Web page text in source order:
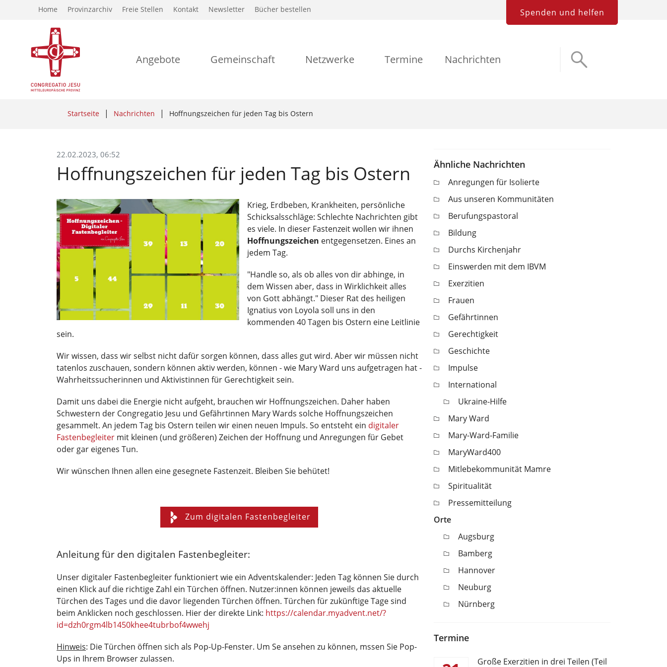
Home Provinzarchiv Freie Stellen Kontakt Newsletter Bücher bestellen Spenden und helfen
Angebote Gemeinschaft Netzwerke Termine Nachrichten
Startseite Nachrichten Hoffnungszeichen für jeden Tag bis Ostern
22.02.2023, 06:52
Hoffnungszeichen für jeden Tag bis Ostern
Krieg, Erdbeben, Krankheiten, persönliche
Schicksalsschläge: Schlechte Nachrichten gibt
es viele. In dieser Fastenzeit wollen wir ihnen
Hoffnungszeichen entgegensetzen. Eines an
jedem Tag.
"Handle so, als ob alles von dir abhinge, in
dem Wissen aber, dass in Wirklichkeit alles
von Gott abhängt." Dieser Rat des heiligen
Ignatius von Loyola soll uns in den
kommenden 40 Tagen bis Ostern eine Leitlinie
sein.
Wir wissen, dass wir selbst nicht dafür sorgen können, dass alles gut wird. Aber wir müssen nicht
tatenlos zuschauen, sondern können aktiv werden, können - wie Mary Ward uns aufgetragen hat -
Wahrheitssucherinnen und Aktivistinnen für Gerechtigkeit sein.
Damit uns dabei die Energie nicht aufgeht, brauchen wir Hoffnungszeichen. Daher haben
Schwestern der Congregatio Jesu und Gefährtinnen Mary Wards solche Hoffnungszeichen
gesammelt. An jedem Tag bis Ostern teilen wir einen neuen Impuls. So entsteht ein digitaler
Fastenbegleiter mit kleinen (und größeren) Zeichen der Hoffnung und Anregungen für Gebet
oder gar eigenes Tun.
Wir wünschen Ihnen allen eine gesegnete Fastenzeit. Bleiben Sie behütet!
Zum digitalen Fastenbegleiter
Anleitung für den digitalen Fastenbegleiter:
Unser digitaler Fastenbegleiter funktioniert wie ein Adventskalender: Jeden Tag können Sie durch
einen Klick auf die richtige Zahl ein Türchen öffnen. Nutzer:innen können jeweils das aktuelle
Türchen des Tages und die davor liegenden Türchen öffnen. Türchen für zukünftige Tage sind
beim Anklicken noch geschlossen. Hier der direkte Link: https://calendar.myadvent.net/?
id=dzh0rgm4lb1450khee4tubrbof4wwehj
Hinweis: Die Türchen öffnen sich als Pop-Up-Fenster. Um Se ansehen zu können, mssen Sie Pop-
Ups in Ihrem Browser zulassen.
Ähnliche Nachrichten
Anregungen für Isolierte
Aus unseren Kommunitäten
Berufungspastoral
Bildung
Durchs Kirchenjahr
Einswerden mit dem IBVM
Exerzitien
Frauen
Gefährtinnen
Gerechtigkeit
Geschichte
Impulse
International
Ukraine-Hilfe
Mary Ward
Mary-Ward-Familie
MaryWard400
Mitlebekommunität Mamre
Spiritualität
Pressemitteilung
Orte
Augsburg
Bamberg
Hannover
Neuburg
Nürnberg
Termine
Große Exerzitien in drei Teilen (Teil